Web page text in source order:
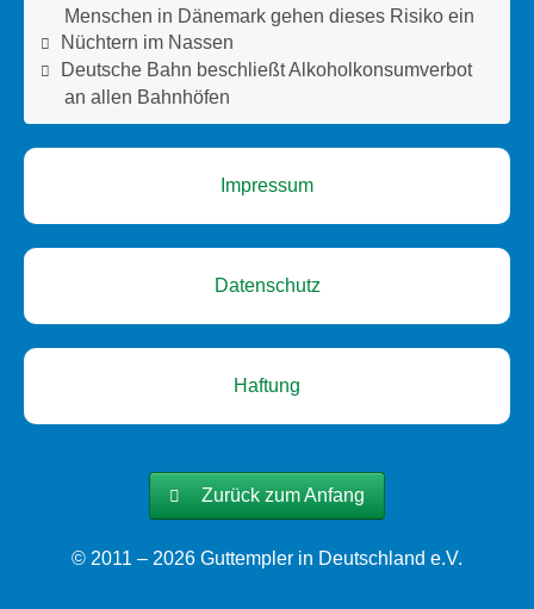
Menschen in Dänemark gehen dieses Risiko ein
Nüchtern im Nassen
Deutsche Bahn beschließt Alkoholkonsumverbot
an allen Bahnhöfen
Impressum
Datenschutz
Haftung
Zurück zum Anfang
© 2011 – 2026 Guttempler in Deutschland e.V.